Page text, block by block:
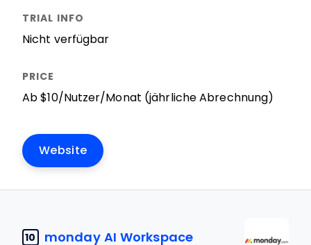
Nicht verfügbar
Ab $10/Nutzer/Monat (jährliche Abrechnung)
Website
10 monday AI Workspace